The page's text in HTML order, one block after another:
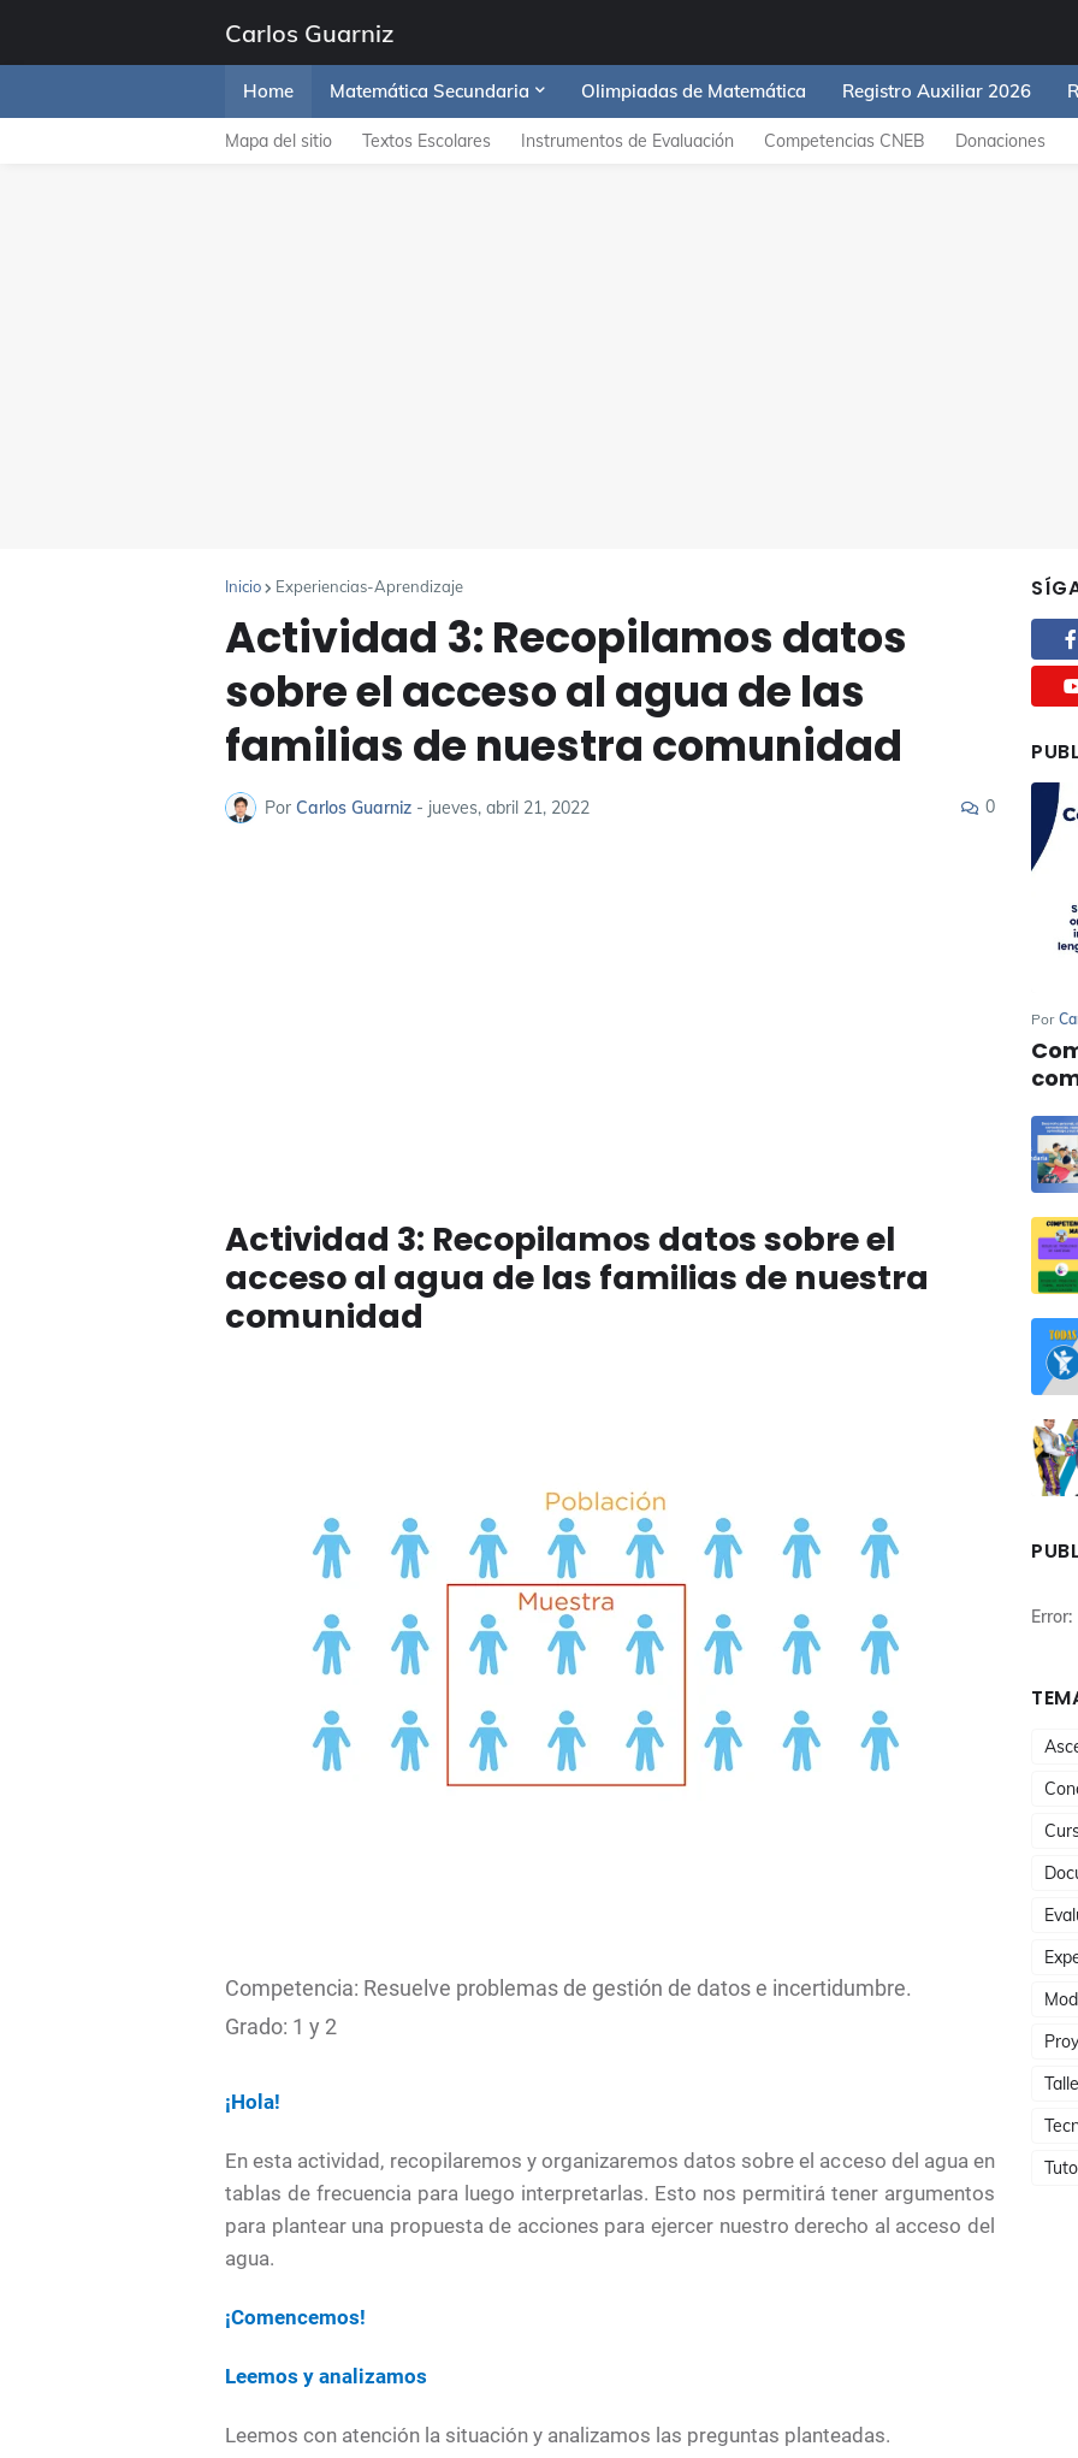
Carlos Guarniz
Home Matemática Secundaria Olimpiadas de Matemática Registro Auxiliar 2026
Mapa del sitio Textos Escolares Instrumentos de Evaluación Competencias CNEB Donaciones
Inicio Experiencias-Aprendizaje
Actividad 3: Recopilamos datos
sobre el acceso al agua de las
familias de nuestra comunidad
Por Carlos Guarniz - jueves, abril 21, 2022 0
Actividad 3: Recopilamos datos sobre el
acceso al agua de las familias de nuestra
comunidad
Competencia: Resuelve problemas de gestión de datos e incertidumbre.
Grado: 1 y 2
¡Hola!
En esta actividad, recopilaremos y organizaremos datos sobre el acceso del agua en
tablas de frecuencia para luego interpretarlas. Esto nos permitirá tener argumentos
para plantear una propuesta de acciones para ejercer nuestro derecho al acceso del
agua.
¡Comencemos!
Leemos y analizamos
Leemos con atención la situación y analizamos las preguntas planteadas.
Por
Error: